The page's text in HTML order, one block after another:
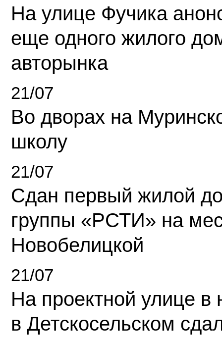
На улице Фучика
еще одного жилого
авторынка
21/07
Во дворах на
школу
21/07
Сдан первый жилой
группы «РСТИ» на
Новобелицкой
21/07
На проектной улице
в Детскосельском